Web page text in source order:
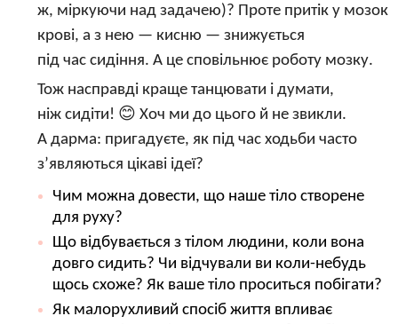
ж, міркуючи над задачею)? Проте притік у мозок
крові, а з нею — кисню — знижується
під час сидіння. А це сповільнює роботу мозку.
Тож насправді краще танцювати і думати,
ніж сидіти! 😊 Хоч ми до цього й не звикли.
А дарма: пригадуєте, як під час ходьби часто
з’являються цікаві ідеї?
Чим можна довести, що наше тіло створене
для руху?
Що відбувається з тілом людини, коли вона
довго сидить? Чи відчували ви коли-небудь
щось схоже? Як ваше тіло проситься побігати?
Як малорухливий спосіб життя впливає